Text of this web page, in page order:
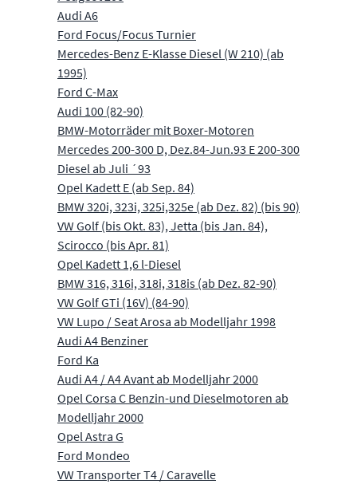
Audi A6
Ford Focus/Focus Turnier
Mercedes-Benz E-Klasse Diesel (W 210) (ab
1995)
Ford C-Max
Audi 100 (82-90)
BMW-Motorräder mit Boxer-Motoren
Mercedes 200-300 D, Dez.84-Jun.93 E 200-300
Diesel ab Juli ´93
Opel Kadett E (ab Sep. 84)
BMW 320i, 323i, 325i,325e (ab Dez. 82) (bis 90)
VW Golf (bis Okt. 83), Jetta (bis Jan. 84),
Scirocco (bis Apr. 81)
Opel Kadett 1,6 l-Diesel
BMW 316, 316i, 318i, 318is (ab Dez. 82-90)
VW Golf GTi (16V) (84-90)
VW Lupo / Seat Arosa ab Modelljahr 1998
Audi A4 Benziner
Ford Ka
Audi A4 / A4 Avant ab Modelljahr 2000
Opel Corsa C Benzin-und Dieselmotoren ab
Modelljahr 2000
Opel Astra G
Ford Mondeo
VW Transporter T4 / Caravelle